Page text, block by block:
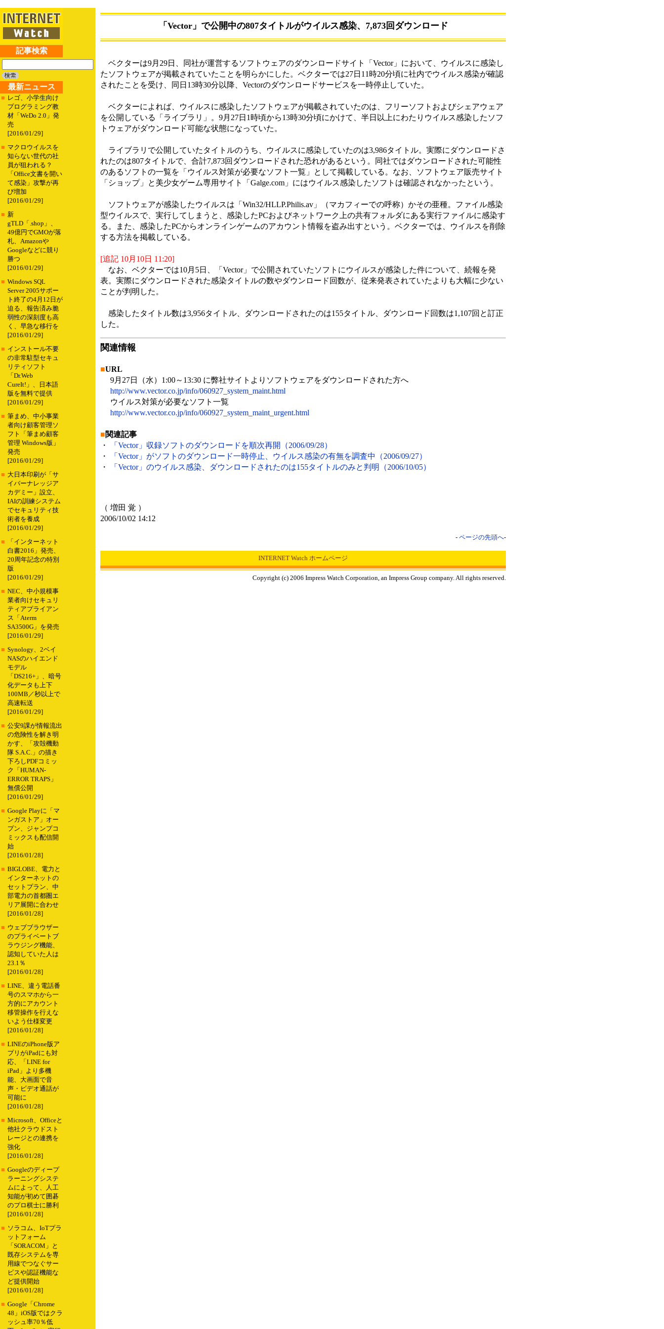
記事検索
最新ニュース
■ レゴ、小学生向け
プログラミング教
材「WeDo 2.0」発
売
[2016/01/29]
■ マクロウイルスを
知らない世代の社
員が狙われる？
「Office文書を開い
て感染」攻撃が再
び増加
[2016/01/29]
■ 新
gTLD「.shop」、
49億円でGMOが落
札、Amazonや
Googleなどに競り
勝つ
[2016/01/29]
■ Windows SQL
Server 2005サポー
ト終了の4月12日が
迫る、報告済み脆
弱性の深刻度も高
く、早急な移行を
[2016/01/29]
■ インストール不要
の非常駐型セキュ
リティソフト
「Dr.Web
CureIt!」、日本語
版を無料で提供
[2016/01/29]
■ 筆まめ、中小事業
者向け顧客管理ソ
フト「筆まめ顧客
管理 Windows版」
発売
[2016/01/29]
■ 大日本印刷が「サ
イバーナレッジア
カデミー」設立、
IAIの訓練システム
でセキュリティ技
術者を養成
[2016/01/29]
■
「インターネット
白書2016」発売、
20周年記念の特別
版
[2016/01/29]
■ NEC、中小規模事
業者向けセキュリ
ティアプライアン
ス「Aterm
SA3500G」を発売
[2016/01/29]
■ Synology、2ベイ
NASのハイエンド
モデル
「DS216+」、暗号
化データも上下
100MB／秒以上で
高速転送
[2016/01/29]
■ 公安9課が情報流出
の危険性を解き明
かす、「攻殻機動
隊 S.A.C.」の描き
下ろしPDFコミッ
ク「HUMAN-
ERROR TRAPS」
無償公開
[2016/01/29]
■ Google Playに「マ
ンガストア」オー
プン、ジャンプコ
ミックスも配信開
始
[2016/01/28]
■ BIGLOBE、電力と
インターネットの
セットプラン、中
部電力の首都圏エ
リア展開に合わせ
[2016/01/28]
■ ウェブブラウザー
のプライベートブ
ラウジング機能、
認知していた人は
23.1％
[2016/01/28]
■ LINE、違う電話番
号のスマホから一
方的にアカウント
移管操作を行えな
いよう仕様変更
[2016/01/28]
■ LINEのiPhone版ア
プリがiPadにも対
応、「LINE for
iPad」より多機
能、大画面で音
声・ビデオ通話が
可能に
[2016/01/28]
■ Microsoft、Officeと
他社クラウドスト
レージとの連携を
強化
[2016/01/28]
■ Googleのディープ
ラーニングシステ
ムによって、人工
知能が初めて囲碁
のプロ棋士に勝利
[2016/01/28]
■ ソラコム、IoTプラ
ットフォーム
「SORACOM」と
既存システムを専
用線でつなぐサー
ビスや認証機能な
ど提供開始
[2016/01/28]
■ Google「Chrome
48」iOS版ではクラ
ッシュ率70％低
「Vector」で公開中の807タイトルがウイルス感染、7,873回ダウンロード
ベクターは9月29日、同社が運営するソフトウェアのダウンロードサイト「Vector」において、ウイルスに感染し
たソフトウェアが掲載されていたことを明らかにした。ベクターでは27日11時20分頃に社内でウイルス感染が確認
されたことを受け、同日13時30分以降、Vectorのダウンロードサービスを一時停止していた。
ベクターによれば、ウイルスに感染したソフトウェアが掲載されていたのは、フリーソフトおよびシェアウェア
を公開している「ライブラリ」。9月27日1時頃から13時30分頃にかけて、半日以上にわたりウイルス感染したソフ
トウェアがダウンロード可能な状態になっていた。
ライブラリで公開していたタイトルのうち、ウイルスに感染していたのは3,986タイトル。実際にダウンロードさ
れたのは807タイトルで、合計7,873回ダウンロードされた恐れがあるという。同社ではダウンロードされた可能性
のあるソフトの一覧を「ウイルス対策が必要なソフト一覧」として掲載している。なお、ソフトウェア販売サイト
「ショップ」と美少女ゲーム専用サイト「Galge.com」にはウイルス感染したソフトは確認されなかったという。
ソフトウェアが感染したウイルスは「Win32/HLLP.Philis.av」（マカフィーでの呼称）かその亜種。ファイル感染
型ウイルスで、実行してしまうと、感染したPCおよびネットワーク上の共有フォルダにある実行ファイルに感染す
る。また、感染したPCからオンラインゲームのアカウント情報を盗み出すという。ベクターでは、ウイルスを削除
する方法を掲載している。
[追記 10月10日 11:20]
なお、ベクターでは10月5日、「Vector」で公開されていたソフトにウイルスが感染した件について、続報を発
表。実際にダウンロードされた感染タイトルの数やダウンロード回数が、従来発表されていたよりも大幅に少ない
ことが判明した。
感染したタイトル数は3,956タイトル、ダウンロードされたのは155タイトル、ダウンロード回数は1,107回と訂正
した。
関連情報
■URL
9月27日（水）1:00～13:30 に弊社サイトよりソフトウェアをダウンロードされた方へ
http://www.vector.co.jp/info/060927_system_maint.html
ウイルス対策が必要なソフト一覧
http://www.vector.co.jp/info/060927_system_maint_urgent.html
■関連記事
・
「Vector」収録ソフトのダウンロードを順次再開（2006/09/28）
・
「Vector」がソフトのダウンロード一時停止、ウイルス感染の有無を調査中（2006/09/27）
・
「Vector」のウイルス感染、ダウンロードされたのは155タイトルのみと判明（2006/10/05）
（ 増田 覚 ）
2006/10/02 14:12
- ページの先頭へ-
INTERNET Watch ホームページ
Copyright (c) 2006 Impress Watch Corporation, an Impress Group company. All rights reserved.